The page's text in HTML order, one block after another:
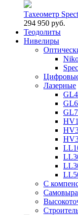
Тахеометр
294 950 руб.
Теодолиты
Нивелиры
Лазерные
С